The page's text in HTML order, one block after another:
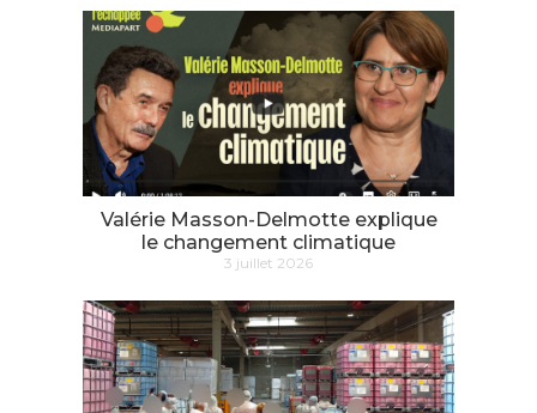
Valérie Masson-Delmotte explique
le changement climatique
3 juillet 2026